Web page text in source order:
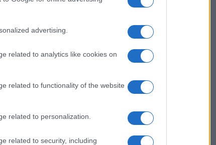
advertising.
related to analytics like cookies on
related to functionality of the website
related to personalization.
related to security, including
Khan Olbia
tue foto